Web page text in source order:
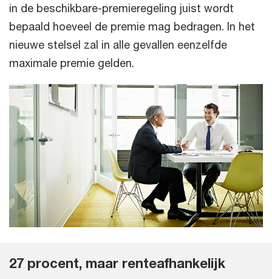
in de beschikbare-premieregeling juist wordt
bepaald hoeveel de premie mag bedragen. In het
nieuwe stelsel zal in alle gevallen eenzelfde
maximale premie gelden.
27 procent, maar renteafhankelijk